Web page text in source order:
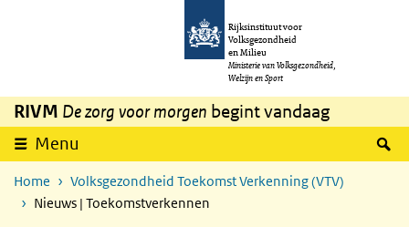
Overslaan en naar de inhoud gaan
Rijksinstituut voor
Volksgezondheid
en Milieu
Ministerie van Volksgezondheid,
Welzijn en Sport
RIVM De zorg voor morgen begint vandaag
Menu
Home
Volksgezondheid Toekomst Verkenning (VTV)
Nieuws | Toekomstverkennen